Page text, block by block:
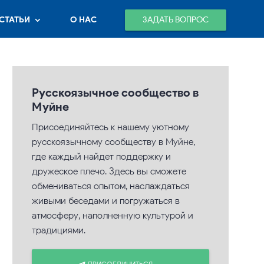
О НАС ЗАДАТЬ ВОПРОС
Русскоязычное сообщество в
Муйне
Присоединяйтесь к нашему уютному
русскоязычному сообществу в Муйне,
где каждый найдет поддержку и
дружеское плечо. Здесь вы сможете
обмениваться опытом, наслаждаться
живыми беседами и погружаться в
атмосферу, наполненную культурой и
традициями.